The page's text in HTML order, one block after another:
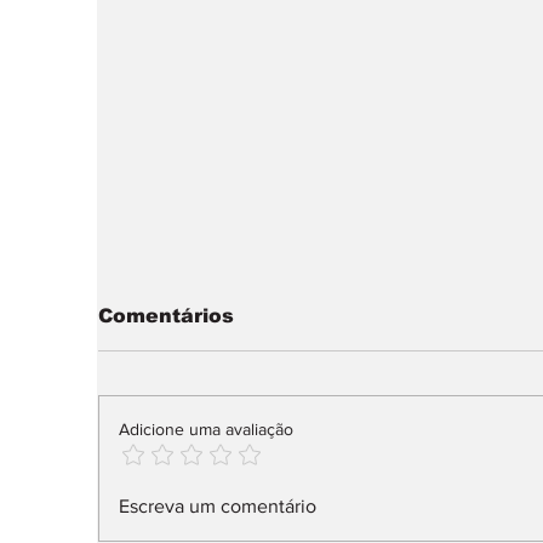
Maioria francesa nos
Comentários
Adicione uma avaliação
Escreva um comentário